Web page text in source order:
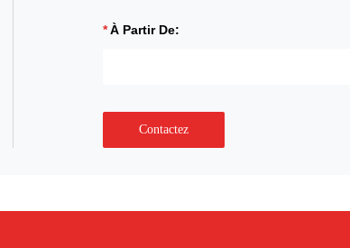
À Partir De:
Contactez